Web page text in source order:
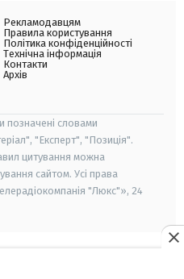
Рекламодавцям
Правила користування
Політика конфіденційності
Технічна інформація
Контакти
Архів
позначені словами
"Експерт", "Позиція".
цитування можна
сайтом. Усі права
"Люкс"», 24